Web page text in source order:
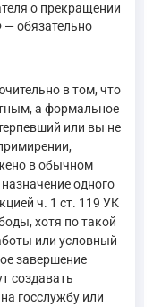
о прекращении
— обязательно
в том, что
а формальное
или вы не
в обычном
одного
ч. 1 ст. 119 УК
хотя по такой
или условный
завершение
создавать
госслужбу или